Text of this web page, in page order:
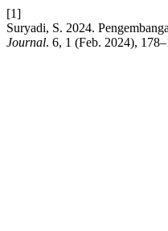
[1]
Suryadi, S. 2024.
Journal. 6, 1 (Feb. 2024),